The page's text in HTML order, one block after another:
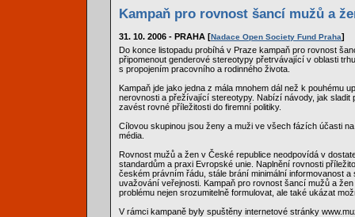
Kampaň pro rovnost šancí mužů a
31. 10. 2006 - PRAHA [Nadace Open Society Fund Praha]
Do konce listopadu probíhá v Praze kampaň pro rovnost
připomenout genderové stereotypy přetrvávající v oblasti
s propojením pracovního a rodinného života.
Kampaň jde jako jedna z mála mnohem dál než k pouhému
nerovnosti a přežívající stereotypy. Nabízí návody, jak sladit
zavést rovné příležitosti do firemní politiky.
Cílovou skupinou jsou ženy a muži ve všech fázích účasti
média.
Rovnost mužů a žen v České republice neodpovídá v
standardům a praxi Evropské unie. Naplnění rovnosti
českém právním řádu, stále brání minimální informovanost a
uvažování veřejnosti. Kampaň pro rovnost šancí mužů a
problému nejen srozumitelně formulovat, ale také ukázat
V rámci kampaně byly spuštěny internetové stránky